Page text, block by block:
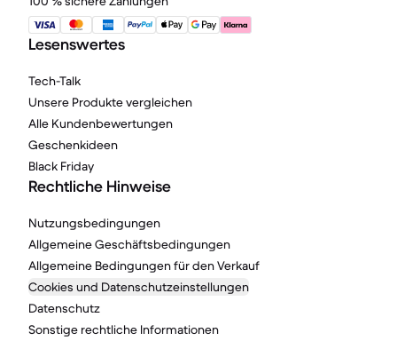
Lesenswertes
Tech-Talk
Unsere Produkte vergleichen
Alle Kundenbewertungen
Geschenkideen
Black Friday
Rechtliche Hinweise
Nutzungsbedingungen
Allgemeine Geschäftsbedingungen
Allgemeine Bedingungen für den Verkauf
Cookies und Datenschutzeinstellungen
Datenschutz
Sonstige rechtliche Informationen